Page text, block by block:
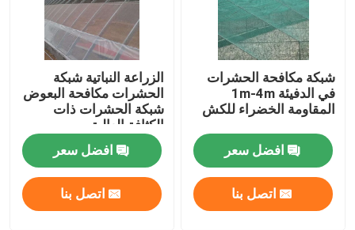
شبكة مكافحة الحشرات
في الدفيئة 1m-4m
المقاومة الخضراء للكش
افضل سعر
اتصل بنا
الزراعة النباتية شبكة
الحشرات مكافحة البعوض
شبكة الحشرات ذات
الكثافة العالية
افضل سعر
اتصل بنا